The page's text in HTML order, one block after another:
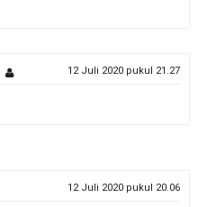
12 Juli 2020 pukul 21.27
12 Juli 2020 pukul 20.06